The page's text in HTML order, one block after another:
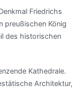
Friedrichs
preußischen König
des historischen
Kathedrale.
Architektur,